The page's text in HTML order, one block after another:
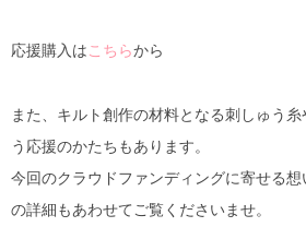
応援購入は こちらから
また、キルト創作の材料となる刺しゅう
う応援のかたちもあります。
今回のクラウドファンディングに寄せる
の詳細もあわせてご覧くださいませ。